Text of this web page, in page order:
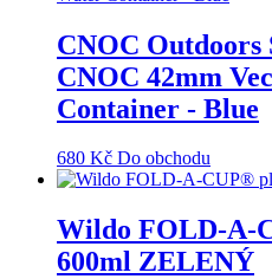
CNOC Outdoors
CNOC 42mm
Container - Blue
680 Kč Do obchodu
Wildo FOLD-A-
600ml ZELENÝ